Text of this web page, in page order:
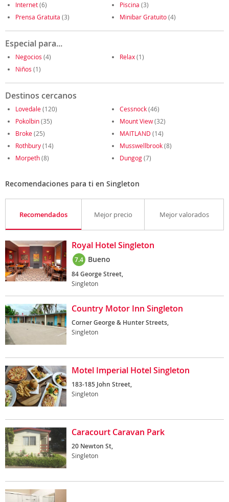
Internet(6) Piscina (3)
Prensa Gratuita (3) Minibar Gratuito(4)
Especial para...
Negocios (4) Relax(1)
Niños (1)
Destinos cercanos
Lovedale(120) Cessnock(46)
Pokolbin(35) Mount View(32)
Broke(25) MAITLAND (14)
Rothbury(14) Musswellbrook(8)
Morpeth(8) Dungog(7)
Recomendaciones para ti en Singleton
Recomendados Mejor precio Mejor valorados
Royal Hotel Singleton
7.4 Bueno
84 George Street,
Singleton
Country Motor Inn Singleton
Corner George & Hunter Streets,
Singleton
Motel Imperial Hotel Singleton
183-185 John Street,
Singleton
Caracourt Caravan Park
20 Newton St,
Singleton